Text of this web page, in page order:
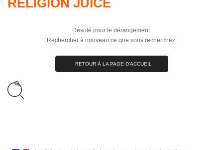
Désolé pour le dérangement.
Rechercher à nouveau ce que vous recherchez.
RETOUR À LA PAGE D'ACCUEIL